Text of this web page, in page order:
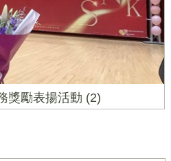
獎勵表揚活動 (2)